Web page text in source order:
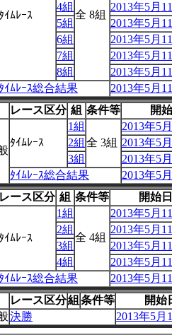
ﾀｲﾑﾚｰｽ 全 8組
4組
2013年5月
5組
2013年5月
6組
2013年5月
7組
2013年5月
8組
2013年5月
ﾀｲﾑﾚｰｽ総合結果
2013年5月
レース区分 組 条件等
開
ﾀｲﾑﾚｰｽ
1組
全 3組
2013年5
2組
2013年5
3組
2013年5
ﾀｲﾑﾚｰｽ総合結果
2013年5
レース区分 組 条件等
開始
ﾀｲﾑﾚｰｽ
1組
全 4組
2013年5月
2組
2013年5月
3組
2013年5月
4組
2013年5月
ﾀｲﾑﾚｰｽ総合結果
2013年5月
レース区分組 条件等
開始
決勝 2013年5月